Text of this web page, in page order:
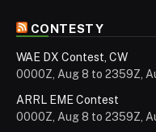
CONTESTY
WAE DX Contest, CW
0000Z, Aug 8 to 2359Z,
ARRL EME Contest
0000Z, Aug 8 to 2359Z,